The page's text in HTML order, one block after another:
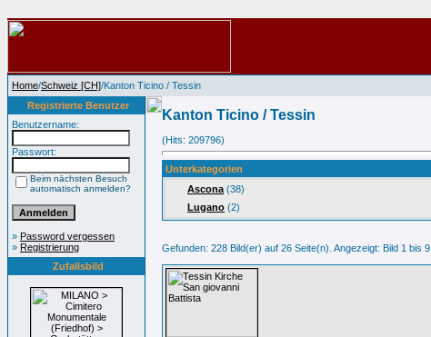
Home/Schweiz [CH]/Kanton Ticino / Tessin
Registrierte Benutzer
Benutzername:
Passwort:
Beim nächsten Besuch
automatisch anmelden?
» Password vergessen
» Registrierung
Zufallsbild
Kanton Ticino / Tessin
(Hits: 209796)
Unterkategorien
Ascona (38)
Lugano (2)
Gefunden: 228 Bild(er) auf 26 Seite(n). Angezeigt: Bild 1 bis 9.